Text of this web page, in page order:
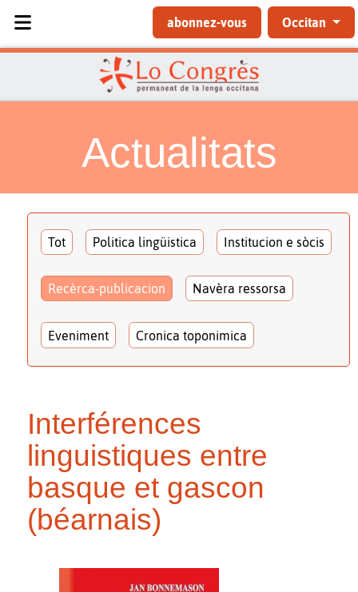
abonnez-vous Occitan
Actualitats
Tot Politica lingüistica Institucion e sòcis
Recèrca-publicacion Navèra ressorsa
Eveniment Cronica toponimica
Interférences
linguistiques entre
basque et gascon
(béarnais)